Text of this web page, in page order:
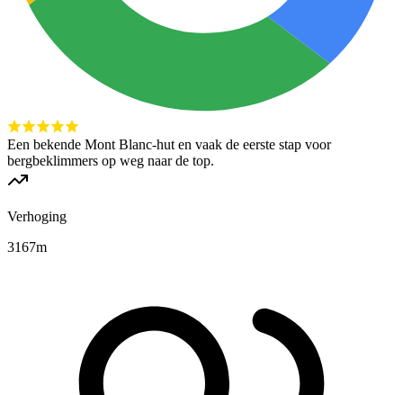
Een bekende Mont Blanc-hut en vaak de eerste stap voor
bergbeklimmers op weg naar de top.
Verhoging
3167m